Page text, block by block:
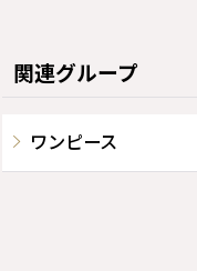
関連グループ
ワンピース